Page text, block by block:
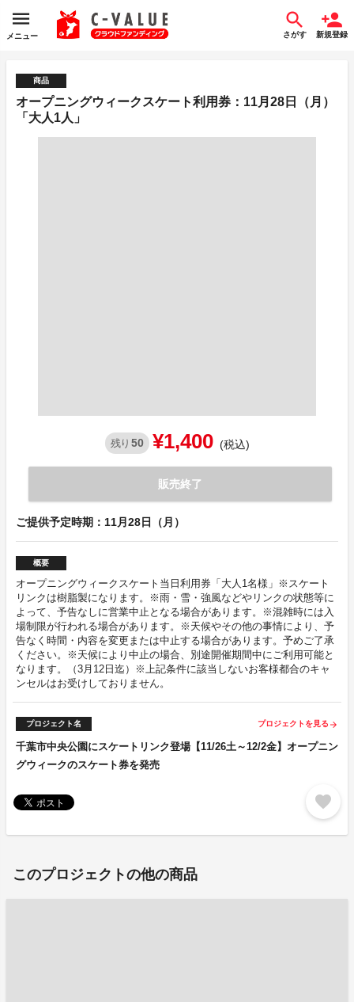
メニュー さがす 新規登録
商品
オープニングウィークスケート利用券：11月28日（月）
「大人1人」
残り 50 ¥1,400 (税込)
販売終了
ご提供予定時期：11月28日（月）
概要
オープニングウィークスケート当日利用券「大人1名様」※スケート
リンクは樹脂製になります。※雨・雪・強風などやリンクの状態等に
よって、予告なしに営業中止となる場合があります。※混雑時には入
場制限が行われる場合があります。※天候やその他の事情により、予
告なく時間・内容を変更または中止する場合があります。予めご了承
ください。※天候により中止の場合、別途開催期間中にご利用可能と
なります。（3月12日迄）※上記条件に該当しないお客様都合のキャ
ンセルはお受けしておりません。
プロジェクト名 プロジェクトを見る arrow_forward
千葉市中央公園にスケートリンク登場【11/26土～12/2金】オープニン
グウィークのスケート券を発売
favorite
このプロジェクトの他の商品